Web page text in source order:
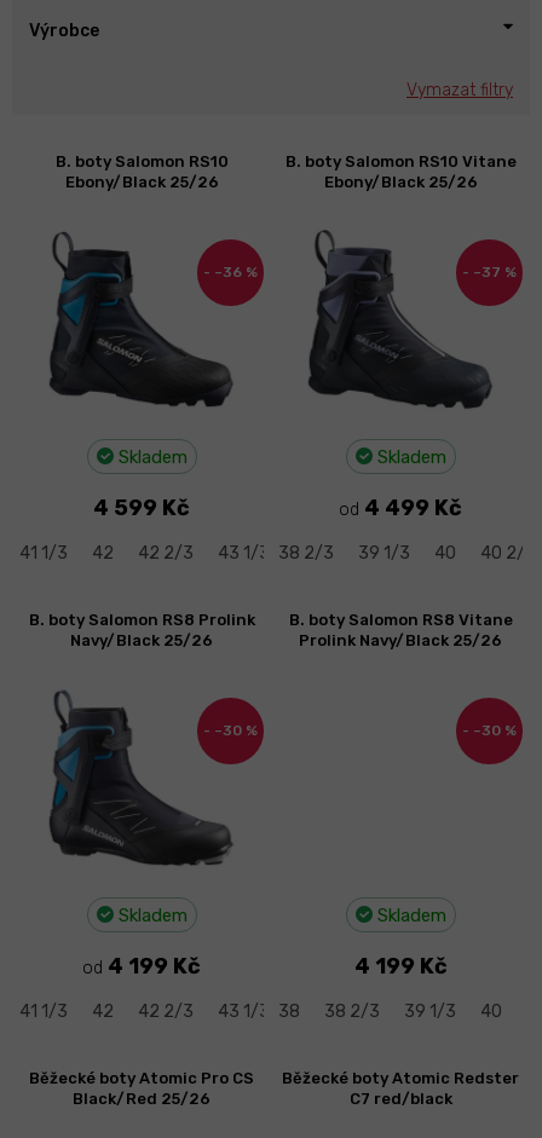
Výrobce
Vymazat filtry
–36 %
B. boty Salomon RS10
Ebony/Black 25/26
Skladem
4 599 Kč
41 1/3 42 42 2/3 43 1/3 44 44 2/3 45 1/3 46
–37 %
B. boty Salomon RS10 Vitane
Ebony/Black 25/26
Skladem
od 4 499 Kč
38 2/3 39 1/3 40 40 2/3
–30 %
B. boty Salomon RS8 Prolink
Navy/Black 25/26
Skladem
od 4 199 Kč
41 1/3 42 42 2/3 43 1/3 44 44 2/3 45 1/3 46
–30 %
B. boty Salomon RS8 Vitane
Prolink Navy/Black 25/26
Skladem
4 199 Kč
38 38 2/3 39 1/3 40
Běžecké boty Atomic Pro CS
Black/Red 25/26
Běžecké boty Atomic Redster
C7 red/black